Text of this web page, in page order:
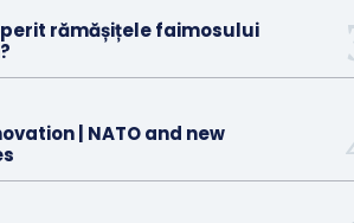
rămășițele faimosului
| NATO and new